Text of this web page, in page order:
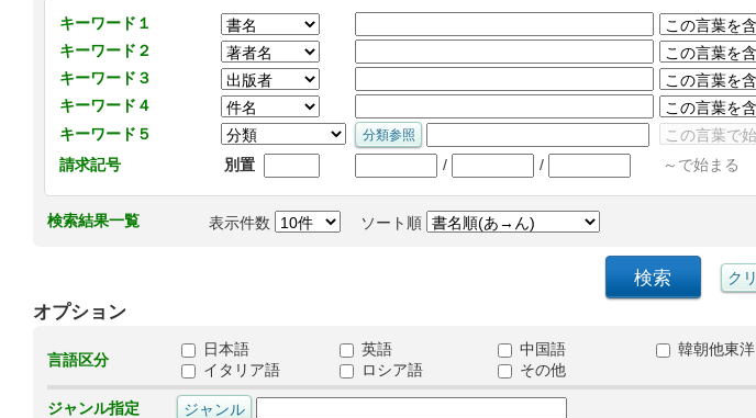
キーワード１
キーワード２
キーワード３
キーワード４
キーワード５
請求記号
別置 / / ～で始まる
検索結果一覧 表示件数 ソート順
オプション
言語区分
日本語 英語 中国語 韓朝他東洋
イタリア語
ロシア語 その他
ジャンル指定